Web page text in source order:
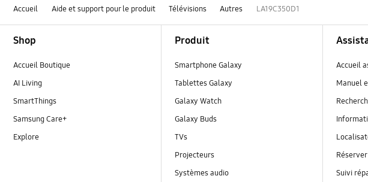
Accueil Aide et support pour le produit Télévisions Autres LA19C350D1
Shop
Accueil Boutique
AI Living
SmartThings
Samsung Care+
Explore
Produit
Smartphone Galaxy
Tablettes Galaxy
Galaxy Watch
Galaxy Buds
TVs
Projecteurs
Systèmes audio
Accueil
Manuel
Suivi